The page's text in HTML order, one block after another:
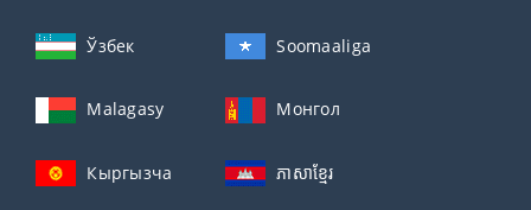
Ўзбек Soomaaliga
Malagasy Монгол
Кыргызча ភាសាខ្មែរ